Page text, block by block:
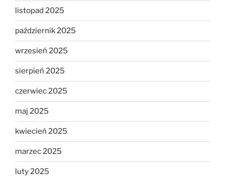
listopad 2025
październik 2025
wrzesień 2025
sierpień 2025
czerwiec 2025
maj 2025
kwiecień 2025
marzec 2025
luty 2025